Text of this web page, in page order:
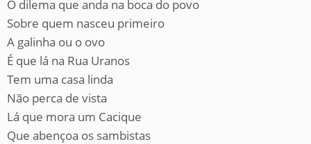
O dilema que anda na boca do povo
Sobre quem nasceu primeiro
A galinha ou o ovo
É que lá na Rua Uranos
Tem uma casa linda
Não perca de vista
Lá que mora um Cacique
Que abençoa os sambistas